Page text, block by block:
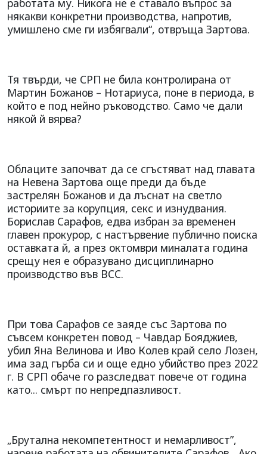
работата му. Никога не е ставало въпрос за
някакви конкретни производства, напротив,
умишлено сме ги избягвали“, отвръща Зартова.
Тя твърди, че СРП не била контролирана от
Мартин Божанов – Нотариуса, поне в периода, в
който е под нейно ръководство. Само че дали
някой й вярва?
Облаците започват да се сгъстяват над главата
на Невена Зартова още преди да бъде
застрелян Божанов и да лъснат на светло
историите за корупция, секс и изнудвания.
Борислав Сарафов, едва избран за временен
главен прокурор, с настървение публично поиска
оставката й, а през октомври миналата година
срещу нея е образувано дисциплинарно
производство във ВСС.
При това Сарафов се заяде със Зартова по
съвсем конкретен повод – Чавдар Бояджиев,
убил Яна Велинова и Иво Колев край село Лозен,
има зад гърба си и още едно убийство през 2022
г. В СРП обаче го разследват повече от година
като... смърт по непредпазливост.
„Брутална некомпетентност и немарливост”,